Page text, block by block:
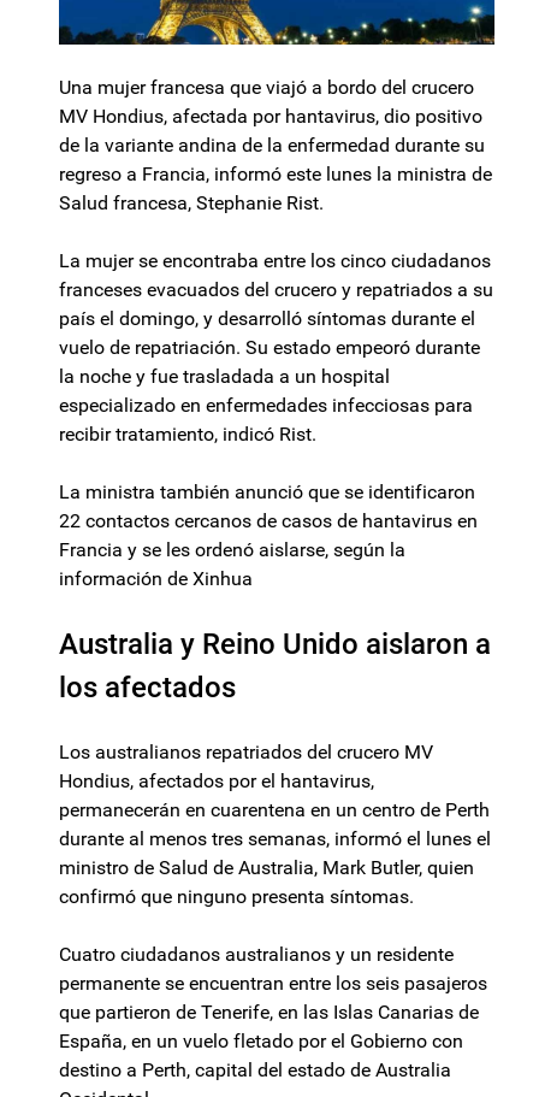
Una mujer francesa que viajó a bordo del crucero
MV Hondius, afectada por hantavirus, dio positivo
de la variante andina de la enfermedad durante su
regreso a Francia, informó este lunes la ministra de
Salud francesa, Stephanie Rist.
La mujer se encontraba entre los cinco ciudadanos
franceses evacuados del crucero y repatriados a su
país el domingo, y desarrolló síntomas durante el
vuelo de repatriación. Su estado empeoró durante
la noche y fue trasladada a un hospital
especializado en enfermedades infecciosas para
recibir tratamiento, indicó Rist.
La ministra también anunció que se identificaron
22 contactos cercanos de casos de hantavirus en
Francia y se les ordenó aislarse, según la
información de Xinhua
Australia y Reino Unido aislaron a
los afectados
Los australianos repatriados del crucero MV
Hondius, afectados por el hantavirus,
permanecerán en cuarentena en un centro de Perth
durante al menos tres semanas, informó el lunes el
ministro de Salud de Australia, Mark Butler, quien
confirmó que ninguno presenta síntomas.
Cuatro ciudadanos australianos y un residente
permanente se encuentran entre los seis pasajeros
que partieron de Tenerife, en las Islas Canarias de
España, en un vuelo fletado por el Gobierno con
destino a Perth, capital del estado de Australia